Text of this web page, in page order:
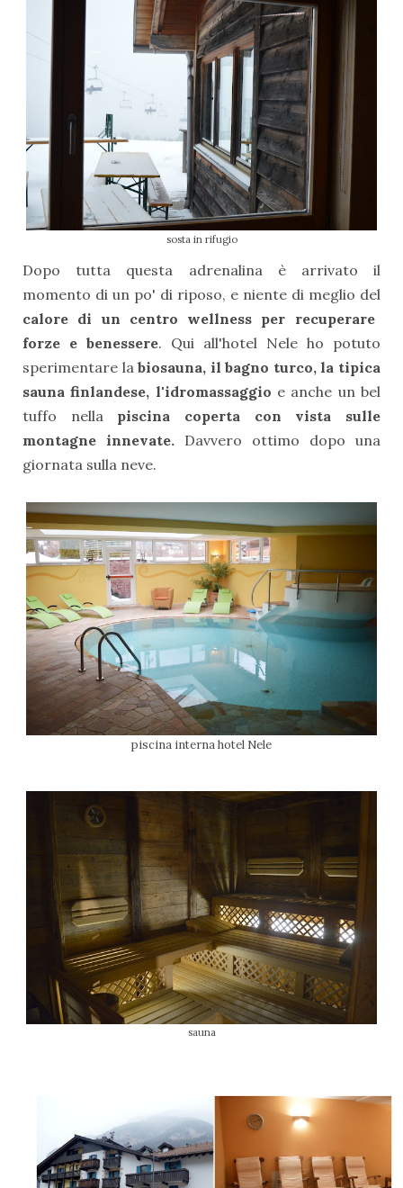
sosta in rifugio
Dopo tutta questa adrenalina è arrivato il
momento di un po' di riposo, e niente di meglio del
calore di un centro wellness per recuperare
forze e benessere. Qui all'hotel Nele ho potuto
sperimentare la biosauna, il bagno turco, la tipica
sauna finlandese, l'idromassaggio e anche un bel
tuffo nella piscina coperta con vista sulle
montagne innevate. Davvero ottimo dopo una
giornata sulla neve.
piscina interna hotel Nele
sauna